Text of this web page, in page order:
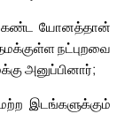
கண்ட யோனத்தான்
நட்புறவை
அனுப்பினார்;
இடங்களுக்கும்